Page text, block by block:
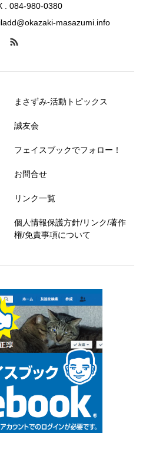
. 084-980-0380
masazumi.info
まさずみ-活動トピックス
誠友会
フェイスブックでフォロー！
お問合せ
リンク一覧
個人情報保護方針/リンク/著作
権/免責事項について